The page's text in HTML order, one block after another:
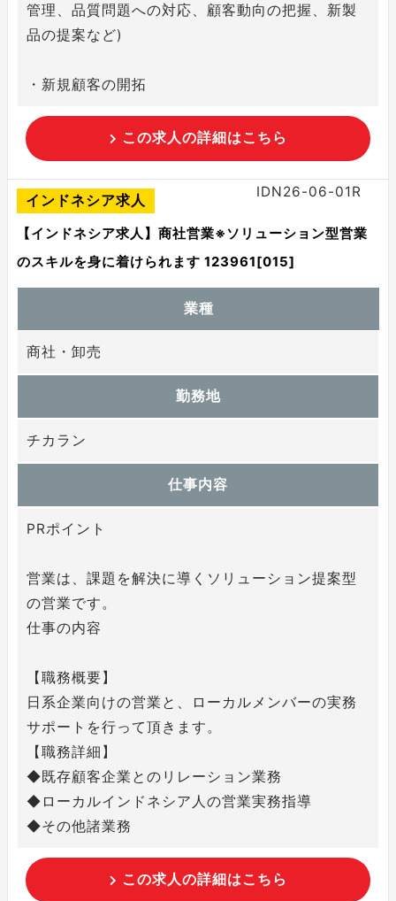
管理、品質問題への対応、顧客動向の把握、新製
品の提案など)
・新規顧客の開拓
この求人の詳細はこちら
インドネシア求人
IDN26-06-01R
【インドネシア求人】商社営業※ソリューション型営業
のスキルを身に着けられます 123961[015]
業種
商社・卸売
勤務地
チカラン
仕事内容
PRポイント
営業は、課題を解決に導くソリューション提案型
の営業です。
仕事の内容
【職務概要】
日系企業向けの営業と、ローカルメンバーの実務
サポートを行って頂きます。
【職務詳細】
◆既存顧客企業とのリレーション業務
◆ローカルインドネシア人の営業実務指導
◆その他諸業務
この求人の詳細はこちら